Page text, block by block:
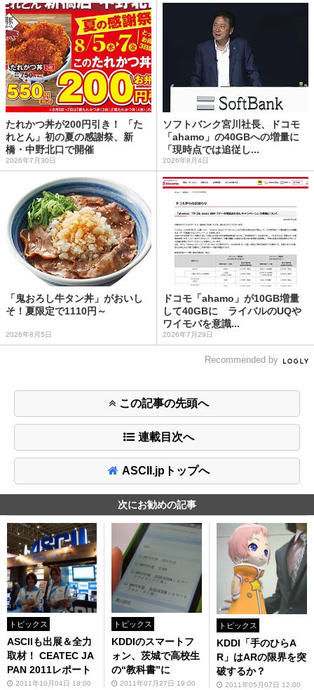
たれかつ丼が200円引き！ 「た
れとん」初の夏の感謝祭、新
橋・中野北口で開催
2026年7月30日
ソフトバンク宮川社長、ドコモ
「ahamo」の40GBへの増量に
「現時点では追従し...
2026年8月4日
「鬼おろし牛タン丼」がおいし
そ！夏限定で1110円～
2026年8月5日
ドコモ「ahamo」が10GB増量
して40GBに ライバルのUQや
ワイモバを意識...
2026年7月29日
Recommended by
この記事の先頭へ
連載目次へ
ASCII.jpトップへ
次にお勧めの記事
トピックス
ASCIIも出展＆全力
取材！ CEATEC JA
PAN 2011レポート
2011年10月04日 18:00
トピックス
KDDIのスマートフ
ォン、茨城で高校生
の“教科書”に
2011年07月27日 19:00
トピックス
KDDI「手のひらA
R」はARの限界を突
破するか？
2011年05月07日 12:00